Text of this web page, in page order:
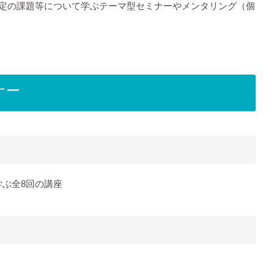
課題等について学ぶテーマ型セミナーやメンタリング（個
ー
全8回の講座